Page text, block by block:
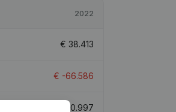
2022
€ 38.413
€ -66.586
80.997